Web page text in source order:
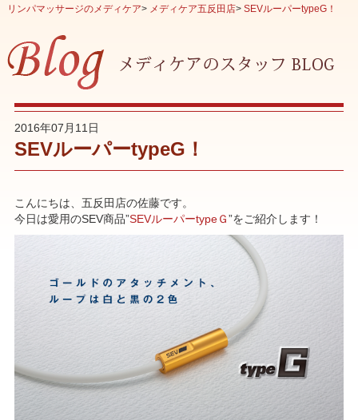
リンパマッサージのメディケア> メディケア五反田店> SEVルーパーtypeG！
2016年07月11日
SEVルーパーtypeG！
こんにちは、五反田店の佐藤です。
今日は愛用のSEV商品”SEVルーパーtypeＧ”をご紹介します！